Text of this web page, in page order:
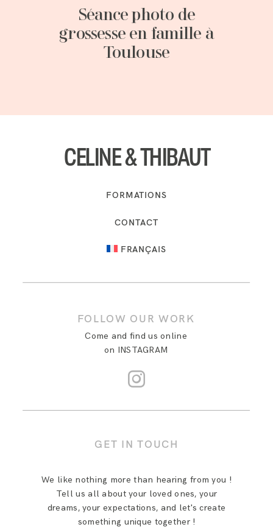
Séance photo de
grossesse en famille à
Toulouse
CELINE & THIBAUT
GET IN TOUCH
FOLLOW OUR WORK
We like nothing more than hearing from you !
Tell us all about your loved ones, your
dreams, your expectations, and let's create
something unique together !
Come and find us online
on INSTAGRAM
FORMATIONS
CONTACT
FRANÇAIS